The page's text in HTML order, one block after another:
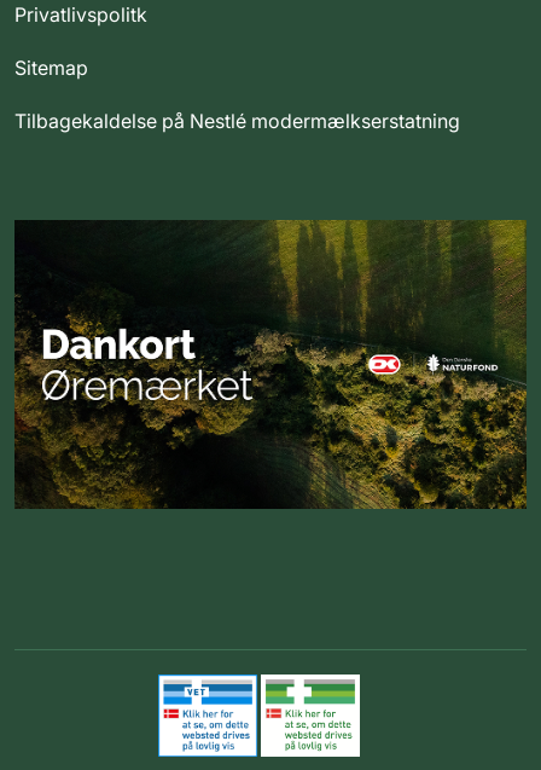
Privatlivspolitk
Sitemap
Tilbagekaldelse på Nestlé modermælkserstatning